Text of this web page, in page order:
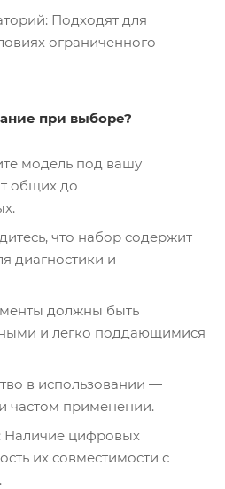
Подходят для
ограниченного
при выборе?
модель под вашу
общих до
что набор содержит
диагностики и
должны быть
и легко поддающимися
в использовании —
частом применении.
Наличие цифровых
их совместимости с